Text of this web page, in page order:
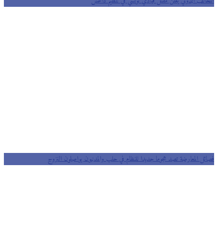
فصائل المعارضة تصد هجوما جديدا للنظام في حلب والمدنيون يواصلون النزوح